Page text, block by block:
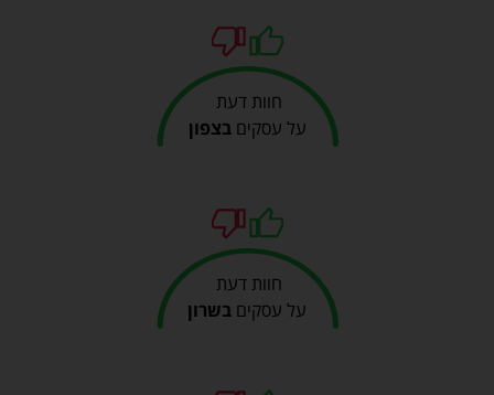
חוות דעת
על עסקיםבצפון
חוות דעת
על עסקים בשרון